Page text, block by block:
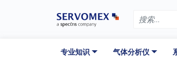
专业知识 气体分析仪